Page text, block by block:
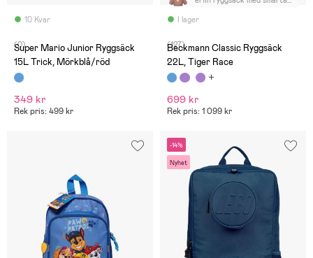
10 Kvar
(0)
Super Mario Junior Ryggsäck
15L Trick, Mörkblå/röd
349 kr
Rek pris: 499 kr
I lagerregnskydd, separat fack för
knäppning vid bröstkorgen
och runt midjan. Söt
miniväska till.
(127)
Beckmann Classic Ryggsäck
22L, Tiger Race
699 kr
Rek pris: 1 099 kr
-14%
Nyhet